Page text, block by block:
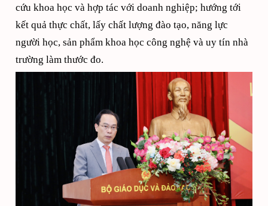
cứu khoa học và hợp tác với doanh nghiệp; hướng tới
kết quả thực chất, lấy chất lượng đào tạo, năng lực
người học, sản phẩm khoa học công nghệ và uy tín nhà
trường làm thước đo.